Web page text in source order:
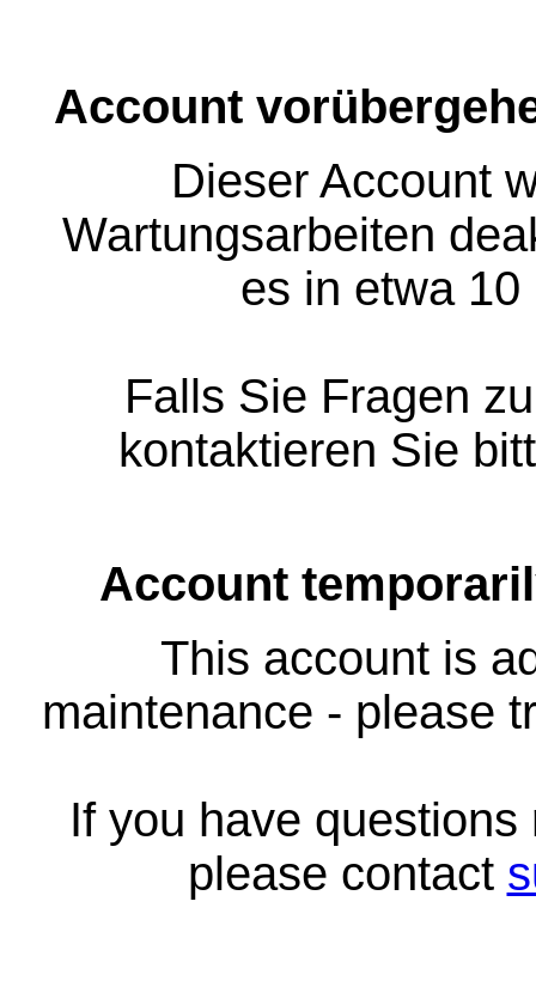
Account
Dieser Account
Wartungsarbeiten
es in etwa
Falls Sie Fragen
kontaktieren Sie
Account
This account is
maintenance - please
If you have
please contact